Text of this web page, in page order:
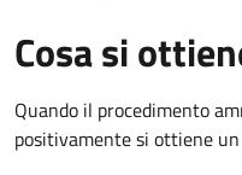
Cosa si
Quando il procedimento
positivamente si ottiene